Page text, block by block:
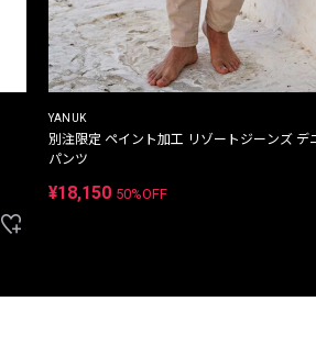
YANUK
別注限定 ペイント加工 リゾートジーンズ デ
パンツ
¥18,150 50%OFF